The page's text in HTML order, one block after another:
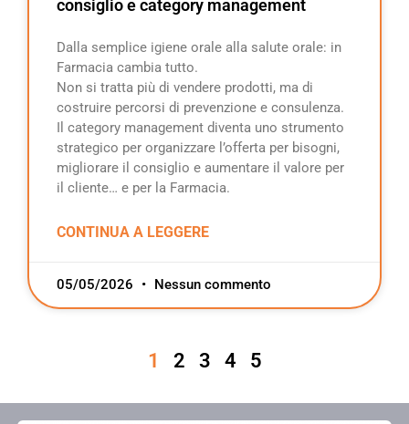
consiglio e category management
Dalla semplice igiene orale alla salute orale: in
Farmacia cambia tutto.
Non si tratta più di vendere prodotti, ma di
costruire percorsi di prevenzione e consulenza.
Il category management diventa uno strumento
strategico per organizzare l’offerta per bisogni,
migliorare il consiglio e aumentare il valore per
il cliente… e per la Farmacia.
CONTINUA A LEGGERE
05/05/2026 Nessun commento
1 2 3 4 5